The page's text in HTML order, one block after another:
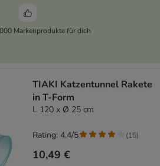
Markenprodukte für dich
TIAKI Katzentunnel Rakete
in T-Form
L 120 x Ø 25 cm
10,49 €
Rating: 4.4/5 (15)